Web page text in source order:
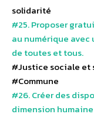
solidarité
#25. Proposer
au numérique
de toutes et tous.
#Justice sociale et
#Commune
#26. Créer des
dimension